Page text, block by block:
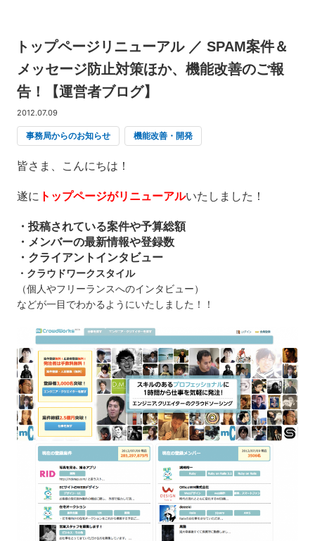
トップページリニューアル ／ SPAM案件＆
メッセージ防止対策ほか、機能改善のご報
告！【運営者ブログ】
2012.07.09
事務局からのお知らせ 機能改善・開発
皆さま、こんにちは！
遂に トップページがリニューアルいたしました！
・投稿されている案件や予算総額
・メンバーの最新情報や登録数
・クライアントインタビュー
・クラウドワークスタイル
（個人やフリーランスへのインタビュー）
などが一目でわかるようにいたしました！！